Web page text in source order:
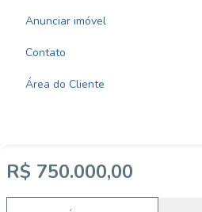
R$ 750.000,00
Anunciar imóvel
Contato
Área do Cliente
Imobiliária Certificada:
Selo de Tecnologia Loft